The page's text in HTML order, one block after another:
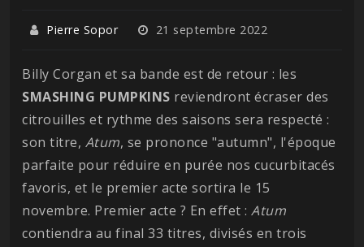
Pierre Sopor 21 septembre 2022
Billy Corgan et sa bande est de retour : les
SMASHING PUMPKINS reviendront écraser des
citrouilles et rythme des saisons sera respecté :
son titre, Atum, se prononce "autumn", l'époque
parfaite pour réduire en purée nos cucurbitacés
favoris, et le premier acte sortira le 15
novembre. Premier acte ? En effet : Atum
contiendra au final 33 titres, divisés en trois